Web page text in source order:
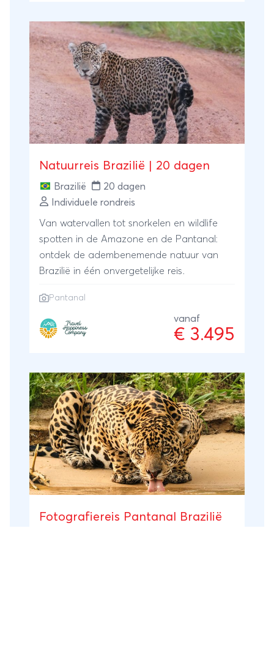
verrassen door het echte Brazilie! De
verschillende onderdelen zijn met elkaar te
wisselen. Zo kun je ervoor kiezen na Rio
eerst naar de watervallen van Foz do
Iguacu te gaan en af te sluiten aan het
strand. De reissom is inclusief binnenlandse
vluchten en exclusief intercontinentale
vlucht. Reisdata: Gehele jaar
Natuurreis Brazilië | 20 dagen
Brazilië
20 dagen
Individuele rondreis
Van watervallen tot snorkelen en wildlife
spotten in de Amazone en de Pantanal:
ontdek de adembenemende natuur van
Brazilië in één onvergetelijke reis.
Pantanal
vanaf
€ 3.495
Fotografiereis Pantanal Brazilië